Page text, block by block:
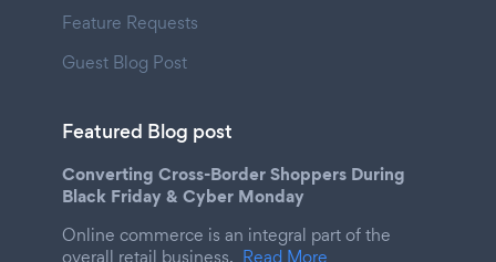
Feature Requests
Guest Blog Post
Featured Blog post
Converting Cross-Border Shoppers During
Black Friday & Cyber Monday
Online commerce is an integral part of the
overall retail business. Read More